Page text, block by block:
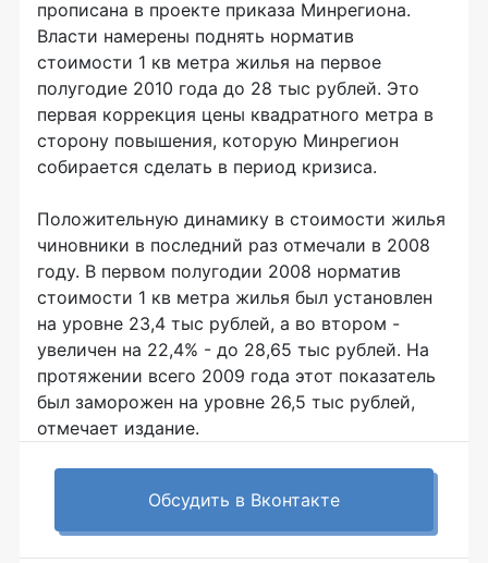
прописана в проекте приказа Минрегиона.
Власти намерены поднять норматив
стоимости 1 кв метра жилья на первое
полугодие 2010 года до 28 тыс рублей. Это
первая коррекция цены квадратного метра в
сторону повышения, которую Минрегион
собирается сделать в период кризиса.
Положительную динамику в стоимости жилья
чиновники в последний раз отмечали в 2008
году. В первом полугодии 2008 норматив
стоимости 1 кв метра жилья был установлен
на уровне 23,4 тыс рублей, а во втором -
увеличен на 22,4% - до 28,65 тыс рублей. На
протяжении всего 2009 года этот показатель
был заморожен на уровне 26,5 тыс рублей,
отмечает издание.
Обсудить в Вконтакте